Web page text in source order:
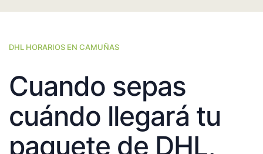
DHL HORARIOS EN CAMUÑAS
Cuando sepas
cuándo llegará tu
paquete de DHL,